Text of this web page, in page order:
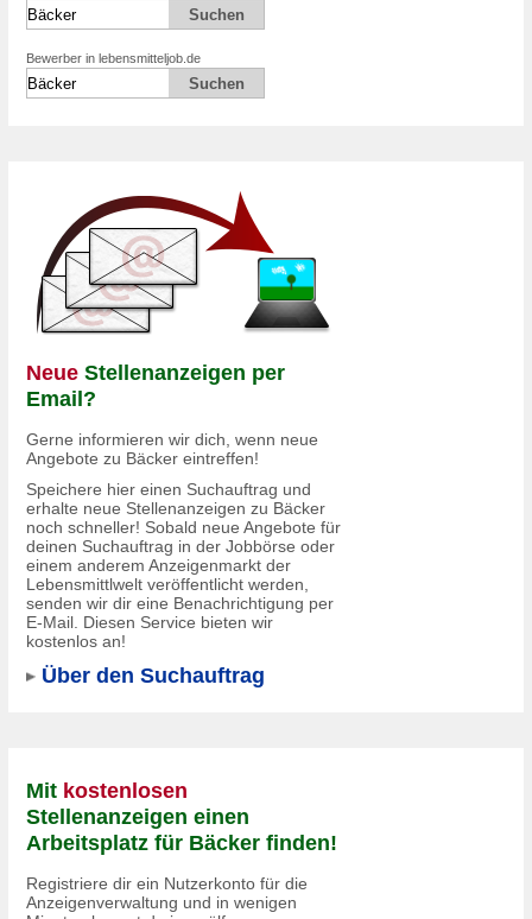
Bewerber in lebensmitteljob.de
Neue Stellenanzeigen per
Email?
Gerne informieren wir dich, wenn neue
Angebote zu Bäcker eintreffen!
Speichere hier einen Suchauftrag und
erhalte neue Stellenanzeigen zu Bäcker
noch schneller! Sobald neue Angebote für
deinen Suchauftrag in der Jobbörse oder
einem anderem Anzeigenmarkt der
Lebensmittlwelt veröffentlicht werden,
senden wir dir eine Benachrichtigung per
E-Mail. Diesen Service bieten wir
kostenlos an!
Über den Suchauftrag
Mit kostenlosen
Stellenanzeigen einen
Arbeitsplatz für Bäcker finden!
Registriere dir ein Nutzerkonto für die
Anzeigenverwaltung und in wenigen